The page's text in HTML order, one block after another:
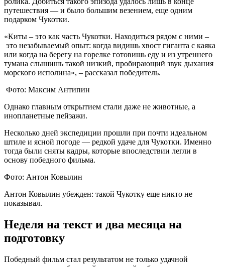
путешествия — и было большим везением, еще одним
подарком Чукотки.
«Киты – это как часть Чукотки. Находиться рядом с ними –
это незабываемый опыт: когда видишь хвост гиганта с каяка
или когда на берегу на горелке готовишь еду и из утреннего
тумана слышишь такой низкий, пробирающий звук дыхания
морского исполина», – рассказал победитель.
Фото: Максим Антипин
Однако главным открытием стали даже не животные, а
инопланетные пейзажи.
Несколько дней экспедиции прошли при почти идеальном
штиле и ясной погоде — редкой удаче для Чукотки. Именно
тогда были сняты кадры, которые впоследствии легли в
основу победного фильма.
Фото: Антон Ковылин
Антон Ковылин убежден: такой Чукотку еще никто не
показывал.
Неделя на текст и два месяца на
подготовку
Победный фильм стал результатом не только удачной